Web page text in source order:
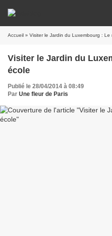
Accueil » Visiter le Jardin du Luxembourg : Le
Visiter le Jardin du
école
Publié le 28/04/2014 à 08:49
Par Une fleur de Paris